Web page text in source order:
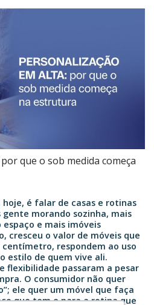
que o sob medida começa
hoje, é falar de casas e rotinas
gente morando sozinha, mais
e mais imóveis
cresceu o valor de móveis que
respondem ao uso
estilo de quem vive ali.
flexibilidade passaram a pesar
O consumidor não quer
ele quer um móvel que faça
que tem e para a rotina que